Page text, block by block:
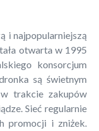
i najpopularniejszą
otwarta w 1995
konsorcjum
są świetnym
trakcie zakupów
Sieć regularnie
promocji i zniżek.